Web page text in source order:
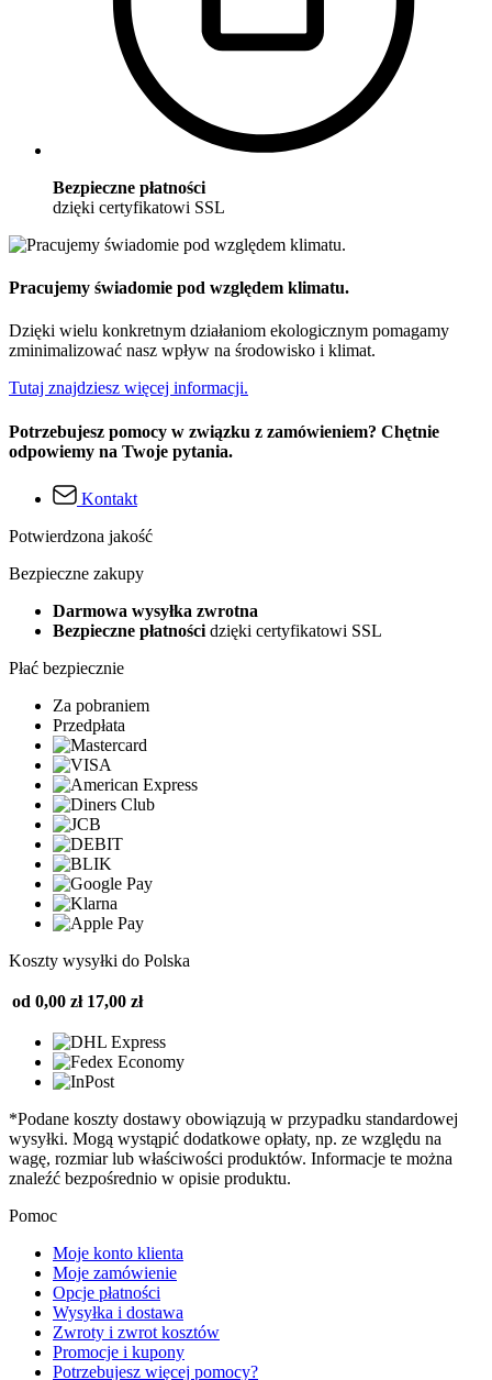
Bezpieczne płatności
dzięki certyfikatowi SSL
Pracujemy świadomie pod względem klimatu.
Dzięki wielu konkretnym działaniom ekologicznym pomagamy
zminimalizować nasz wpływ na środowisko i klimat.
Tutaj znajdziesz więcej informacji.
Potrzebujesz pomocy w związku z zamówieniem? Chętnie
odpowiemy na Twoje pytania.
Kontakt
Potwierdzona jakość
Bezpieczne zakupy
Darmowa wysyłka zwrotna
Bezpieczne płatności dzięki certyfikatowi SSL
Płać bezpiecznie
Za pobraniem
Przedpłata
Koszty wysyłki do Polska
od 0,00 zł 17,00 zł
*Podane koszty dostawy obowiązują w przypadku standardowej
wysyłki. Mogą wystąpić dodatkowe opłaty, np. ze względu na
wagę, rozmiar lub właściwości produktów. Informacje te można
znaleźć bezpośrednio w opisie produktu.
Pomoc
Moje konto klienta
Moje zamówienie
Opcje płatności
Wysyłka i dostawa
Zwroty i zwrot kosztów
Promocje i kupony
Potrzebujesz więcej pomocy?